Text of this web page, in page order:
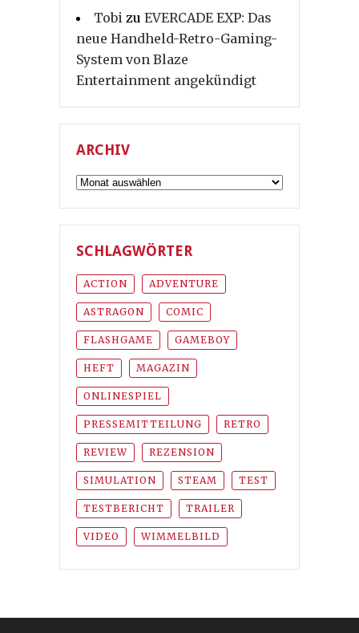
Tobi zu EVERCADE EXP: Das
neue Handheld-Retro-Gaming-
System von Blaze
Entertainment angekündigt
ARCHIV
Archiv
SCHLAGWÖRTER
ACTION ADVENTURE
ASTRAGON COMIC
FLASHGAME GAMEBOY
HEFT MAGAZIN
ONLINESPIEL
PRESSEMITTEILUNG RETRO
REVIEW REZENSION
SIMULATION STEAM TEST
TESTBERICHT TRAILER
VIDEO WIMMELBILD